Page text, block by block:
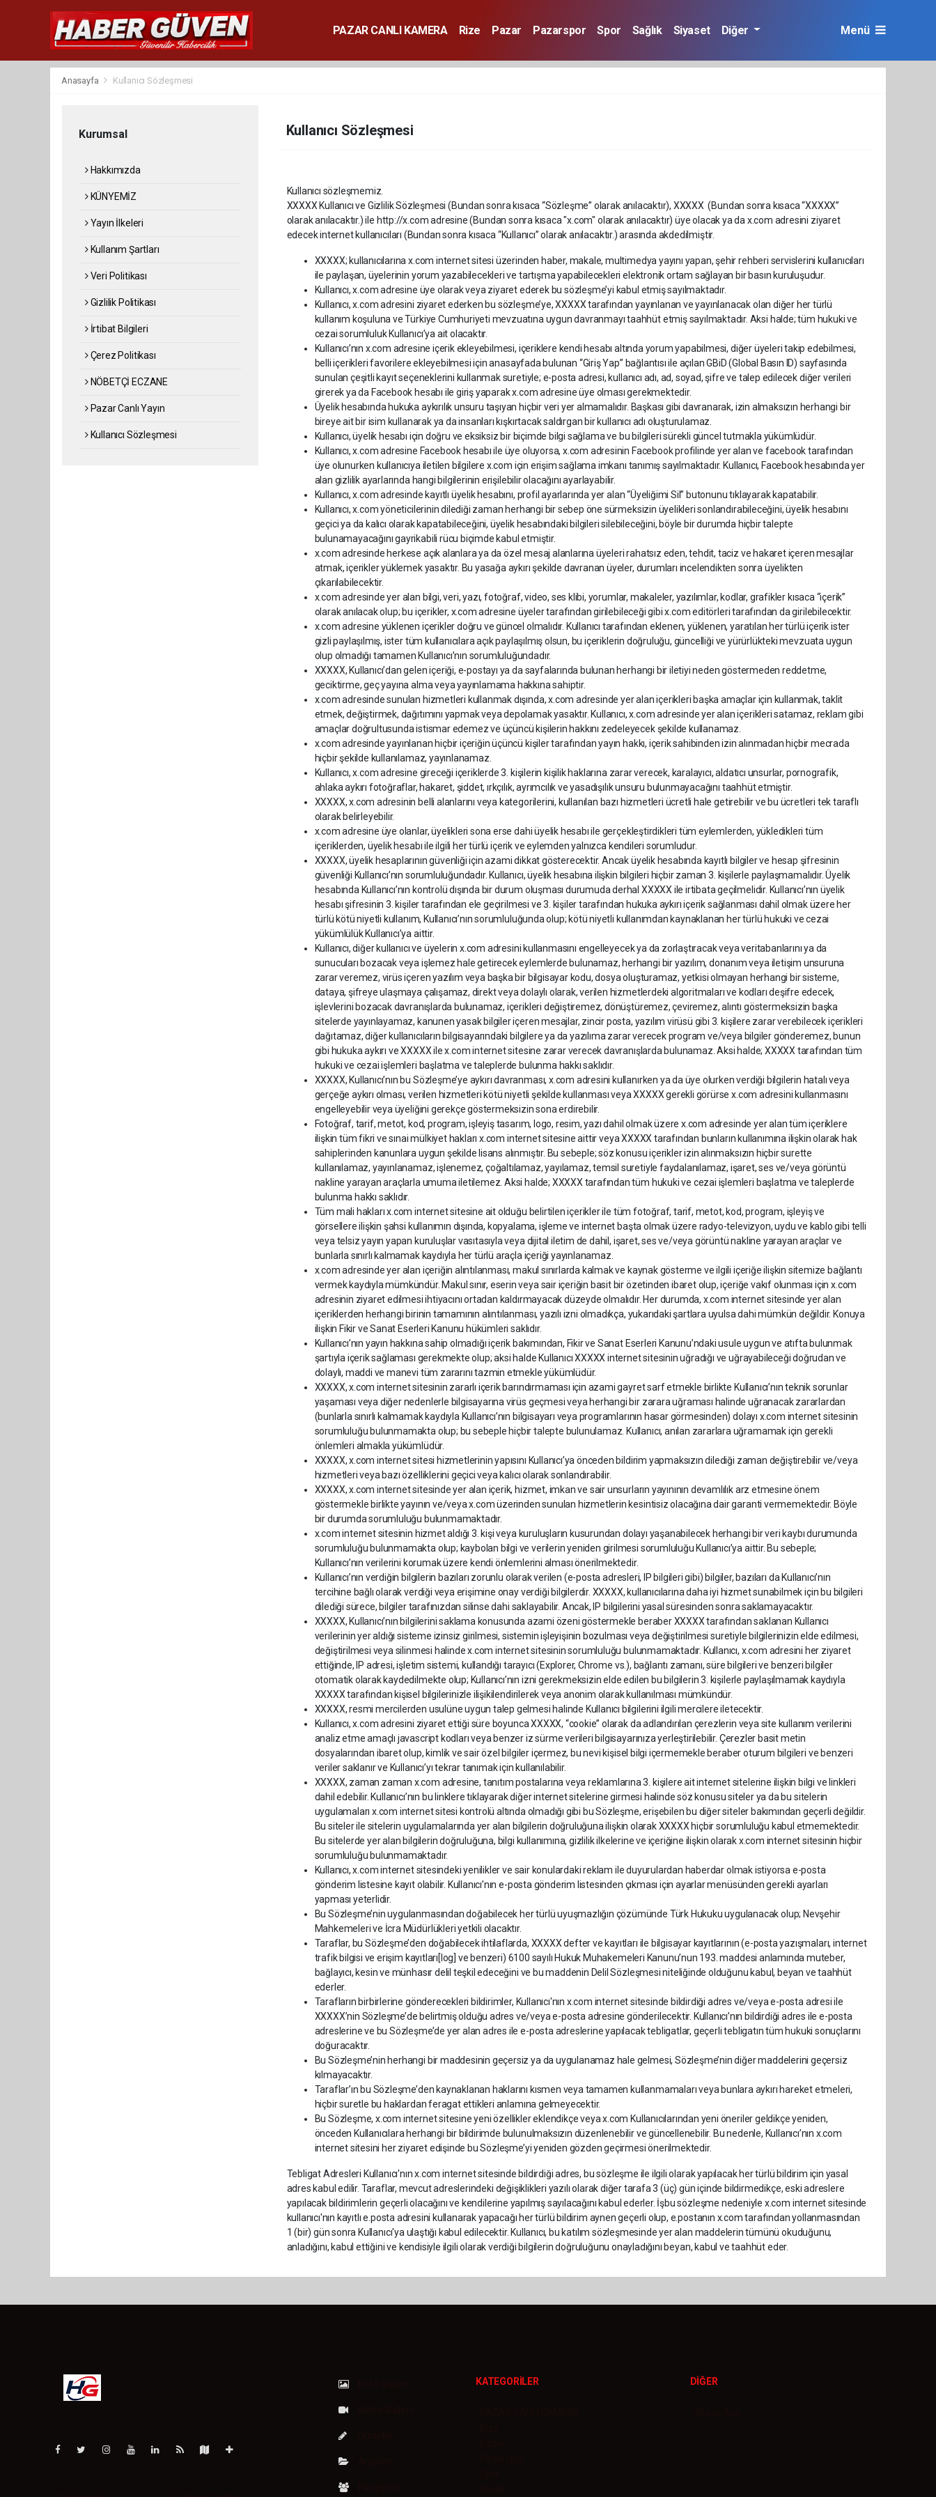
PAZAR CANLI KAMERA Rize Pazar Pazarspor Spor Sağlık Siyaset Diğer Menü
Anasayfa Kullanıcı Sözleşmesi
Kurumsal
Hakkımızda
KÜNYEMİZ
Yayın İlkeleri
Kullanım Şartları
Veri Politikası
Gizlilik Politikası
İrtibat Bilgileri
Çerez Politikası
NÖBETÇİ ECZANE
Pazar Canlı Yayın
Kullanıcı Sözleşmesi
Kullanıcı Sözleşmesi
Kullanıcı sözleşmemiz.
XXXXX Kullanıcı ve Gizlilik Sözleşmesi (Bundan sonra kısaca “Sözleşme” olarak anılacaktır), XXXXX (Bundan sonra kısaca “XXXXX”
olarak anılacaktır.) ile http://x.com adresine (Bundan sonra kısaca "x.com" olarak anılacaktır) üye olacak ya da x.com adresini ziyaret
edecek internet kullanıcıları (Bundan sonra kısaca “Kullanıcı” olarak anılacaktır.) arasında akdedilmiştir.
XXXXX; kullanıcılarına x.com internet sitesi üzerinden haber, makale, multimedya yayını yapan, şehir rehberi servislerini kullanıcıları
ile paylaşan, üyelerinin yorum yazabilecekleri ve tartışma yapabilecekleri elektronik ortam sağlayan bir basın kuruluşudur.
Kullanıcı, x.com adresine üye olarak veya ziyaret ederek bu sözleşme’yi kabul etmiş sayılmaktadır.
Kullanıcı, x.com adresini ziyaret ederken bu sözleşme’ye, XXXXX tarafından yayınlanan ve yayınlanacak olan diğer her türlü
kullanım koşuluna ve Türkiye Cumhuriyeti mevzuatına uygun davranmayı taahhüt etmiş sayılmaktadır. Aksi halde; tüm hukuki ve
cezai sorumluluk Kullanıcı’ya ait olacaktır.
Kullanıcı’nın x.com adresine içerik ekleyebilmesi, içeriklere kendi hesabı altında yorum yapabilmesi, diğer üyeleri takip edebilmesi,
belli içerikleri favorilere ekleyebilmesi için anasayfada bulunan “Giriş Yap” bağlantısı ile açılan GBiD (Global Basın ID) sayfasında
sunulan çeşitli kayıt seçeneklerini kullanmak suretiyle; e-posta adresi, kullanıcı adı, ad, soyad, şifre ve talep edilecek diğer verileri
girerek ya da Facebook hesabı ile giriş yaparak x.com adresine üye olması gerekmektedir.
Üyelik hesabında hukuka aykırılık unsuru taşıyan hiçbir veri yer almamalıdır. Başkası gibi davranarak, izin almaksızın herhangi bir
bireye ait bir isim kullanarak ya da insanları kışkırtacak saldırgan bir kullanıcı adı oluşturulamaz.
Kullanıcı, üyelik hesabı için doğru ve eksiksiz bir biçimde bilgi sağlama ve bu bilgileri sürekli güncel tutmakla yükümlüdür.
Kullanıcı, x.com adresine Facebook hesabı ile üye oluyorsa, x.com adresinin Facebook profilinde yer alan ve facebook tarafından
üye olunurken kullanıcıya iletilen bilgilere x.com için erişim sağlama imkanı tanımış sayılmaktadır. Kullanıcı, Facebook hesabında yer
alan gizlilik ayarlarında hangi bilgilerinin erişilebilir olacağını ayarlayabilir.
Kullanıcı, x.com adresinde kayıtlı üyelik hesabını, profil ayarlarında yer alan “Üyeliğimi Sil” butonunu tıklayarak kapatabilir.
Kullanıcı, x.com yöneticilerinin dilediği zaman herhangi bir sebep öne sürmeksizin üyelikleri sonlandırabileceğini, üyelik hesabını
geçici ya da kalıcı olarak kapatabileceğini, üyelik hesabındaki bilgileri silebileceğini, böyle bir durumda hiçbir talepte
bulunamayacağını gayrikabili rücu biçimde kabul etmiştir.
x.com adresinde herkese açık alanlara ya da özel mesaj alanlarına üyeleri rahatsız eden, tehdit, taciz ve hakaret içeren mesajlar
atmak, içerikler yüklemek yasaktır. Bu yasağa aykırı şekilde davranan üyeler, durumları incelendikten sonra üyelikten
çıkarılabilecektir.
x.com adresinde yer alan bilgi, veri, yazı, fotoğraf, video, ses klibi, yorumlar, makaleler, yazılımlar, kodlar, grafikler kısaca “içerik”
olarak anılacak olup; bu içerikler, x.com adresine üyeler tarafından girilebileceği gibi x.com editörleri tarafından da girilebilecektir.
x.com adresine yüklenen içerikler doğru ve güncel olmalıdır. Kullanıcı tarafından eklenen, yüklenen, yaratılan her türlü içerik ister
gizli paylaşılmış, ister tüm kullanıcılara açık paylaşılmış olsun, bu içeriklerin doğruluğu, güncelliği ve yürürlükteki mevzuata uygun
olup olmadığı tamamen Kullanıcı’nın sorumluluğundadır.
XXXXX, Kullanıcı’dan gelen içeriği, e-postayı ya da sayfalarında bulunan herhangi bir iletiyi neden göstermeden reddetme,
geciktirme, geç yayına alma veya yayınlamama hakkına sahiptir.
x.com adresinde sunulan hizmetleri kullanmak dışında, x.com adresinde yer alan içerikleri başka amaçlar için kullanmak, taklit
etmek, değiştirmek, dağıtımını yapmak veya depolamak yasaktır. Kullanıcı, x.com adresinde yer alan içerikleri satamaz, reklam gibi
amaçlar doğrultusunda istismar edemez ve üçüncü kişilerin hakkını zedeleyecek şekilde kullanamaz.
x.com adresinde yayınlanan hiçbir içeriğin üçüncü kişiler tarafından yayın hakkı, içerik sahibinden izin alınmadan hiçbir mecrada
hiçbir şekilde kullanılamaz, yayınlanamaz.
Kullanıcı, x.com adresine gireceği içeriklerde 3. kişilerin kişilik haklarına zarar verecek, karalayıcı, aldatıcı unsurlar, pornografik,
ahlaka aykırı fotoğraflar, hakaret, şiddet, ırkçılık, ayrımcılık ve yasadışılık unsuru bulunmayacağını taahhüt etmiştir.
XXXXX, x.com adresinin belli alanlarını veya kategorilerini, kullanılan bazı hizmetleri ücretli hale getirebilir ve bu ücretleri tek taraflı
olarak belirleyebilir.
x.com adresine üye olanlar, üyelikleri sona erse dahi üyelik hesabı ile gerçekleştirdikleri tüm eylemlerden, yükledikleri tüm
içeriklerden, üyelik hesabı ile ilgili her türlü içerik ve eylemden yalnızca kendileri sorumludur.
XXXXX, üyelik hesaplarının güvenliği için azami dikkat gösterecektir. Ancak üyelik hesabında kayıtlı bilgiler ve hesap şifresinin
güvenliği Kullanıcı’nın sorumluluğundadır. Kullanıcı, üyelik hesabına ilişkin bilgileri hiçbir zaman 3. kişilerle paylaşmamalıdır. Üyelik
hesabında Kullanıcı’nın kontrolü dışında bir durum oluşması durumuda derhal XXXXX ile irtibata geçilmelidir. Kullanıcı’nın üyelik
hesabı şifresinin 3. kişiler tarafından ele geçirilmesi ve 3. kişiler tarafından hukuka aykırı içerik sağlanması dahil olmak üzere her
türlü kötü niyetli kullanım, Kullanıcı’nın sorumluluğunda olup; kötü niyetli kullanımdan kaynaklanan her türlü hukuki ve cezai
yükümlülük Kullanıcı’ya aittir.
Kullanıcı, diğer kullanıcı ve üyelerin x.com adresini kullanmasını engelleyecek ya da zorlaştıracak veya veritabanlarını ya da
sunucuları bozacak veya işlemez hale getirecek eylemlerde bulunamaz, herhangi bir yazılım, donanım veya iletişim unsuruna
zarar veremez, virüs içeren yazılım veya başka bir bilgisayar kodu, dosya oluşturamaz, yetkisi olmayan herhangi bir sisteme,
dataya, şifreye ulaşmaya çalışamaz, direkt veya dolaylı olarak, verilen hizmetlerdeki algoritmaları ve kodları deşifre edecek,
işlevlerini bozacak davranışlarda bulunamaz, içerikleri değiştiremez, dönüştüremez, çeviremez, alıntı göstermeksizin başka
sitelerde yayınlayamaz, kanunen yasak bilgiler içeren mesajlar, zincir posta, yazılım virüsü gibi 3. kişilere zarar verebilecek içerikleri
dağıtamaz, diğer kullanıcıların bilgisayarındaki bilgilere ya da yazılıma zarar verecek program ve/veya bilgiler gönderemez, bunun
gibi hukuka aykırı ve XXXXX ile x.com internet sitesine zarar verecek davranışlarda bulunamaz. Aksi halde; XXXXX tarafından tüm
hukuki ve cezai işlemleri başlatma ve taleplerde bulunma hakkı saklıdır.
XXXXX, Kullanıcı’nın bu Sözleşme’ye aykırı davranması, x.com adresini kullanırken ya da üye olurken verdiği bilgilerin hatalı veya
gerçeğe aykırı olması, verilen hizmetleri kötü niyetli şekilde kullanması veya XXXXX gerekli görürse x.com adresini kullanmasını
engelleyebilir veya üyeliğini gerekçe göstermeksizin sona erdirebilir.
Fotoğraf, tarif, metot, kod, program, işleyiş tasarım, logo, resim, yazı dahil olmak üzere x.com adresinde yer alan tüm içeriklere
ilişkin tüm fikri ve sınai mülkiyet hakları x.com internet sitesine aittir veya XXXXX tarafından bunların kullanımına ilişkin olarak hak
sahiplerinden kanunlara uygun şekilde lisans alınmıştır. Bu sebeple; söz konusu içerikler izin alınmaksızın hiçbir surette
kullanılamaz, yayınlanamaz, işlenemez, çoğaltılamaz, yayılamaz, temsil suretiyle faydalanılamaz, işaret, ses ve/veya görüntü
nakline yarayan araçlarla umuma iletilemez. Aksi halde; XXXXX tarafından tüm hukuki ve cezai işlemleri başlatma ve taleplerde
bulunma hakkı saklıdır.
Tüm mali hakları x.com internet sitesine ait olduğu belirtilen içerikler ile tüm fotoğraf, tarif, metot, kod, program, işleyiş ve
görsellere ilişkin şahsi kullanımın dışında, kopyalama, işleme ve internet başta olmak üzere radyo-televizyon, uydu ve kablo gibi telli
veya telsiz yayın yapan kuruluşlar vasıtasıyla veya dijital iletim de dahil, işaret, ses ve/veya görüntü nakline yarayan araçlar ve
bunlarla sınırlı kalmamak kaydıyla her türlü araçla içeriği yayınlanamaz.
x.com adresinde yer alan içeriğin alıntılanması, makul sınırlarda kalmak ve kaynak gösterme ve ilgili içeriğe ilişkin sitemize bağlantı
vermek kaydıyla mümkündür. Makul sınır, eserin veya sair içeriğin basit bir özetinden ibaret olup, içeriğe vakıf olunması için x.com
adresinin ziyaret edilmesi ihtiyacını ortadan kaldırmayacak düzeyde olmalıdır. Her durumda, x.com internet sitesinde yer alan
içeriklerden herhangi birinin tamamının alıntılanması, yazılı izni olmadıkça, yukarıdaki şartlara uyulsa dahi mümkün değildir. Konuya
ilişkin Fikir ve Sanat Eserleri Kanunu hükümleri saklıdır.
Kullanıcı’nın yayın hakkına sahip olmadığı içerik bakımından, Fikir ve Sanat Eserleri Kanunu’ndaki usule uygun ve atıfta bulunmak
şartıyla içerik sağlaması gerekmekte olup; aksi halde Kullanıcı XXXXX internet sitesinin uğradığı ve uğrayabileceği doğrudan ve
dolaylı, maddi ve manevi tüm zararını tazmin etmekle yükümlüdür.
XXXXX, x.com internet sitesinin zararlı içerik barındırmaması için azami gayret sarf etmekle birlikte Kullanıcı’nın teknik sorunlar
yaşaması veya diğer nedenlerle bilgisayarına virüs geçmesi veya herhangi bir zarara uğraması halinde uğranacak zararlardan
(bunlarla sınırlı kalmamak kaydıyla Kullanıcı’nın bilgisayarı veya programlarının hasar görmesinden) dolayı x.com internet sitesinin
sorumluluğu bulunmamakta olup; bu sebeple hiçbir talepte bulunulamaz. Kullanıcı, anılan zararlara uğramamak için gerekli
önlemleri almakla yükümlüdür.
XXXXX, x.com internet sitesi hizmetlerinin yapısını Kullanıcı’ya önceden bildirim yapmaksızın dilediği zaman değiştirebilir ve/veya
hizmetleri veya bazı özelliklerini geçici veya kalıcı olarak sonlandırabilir.
XXXXX, x.com internet sitesinde yer alan içerik, hizmet, imkan ve sair unsurların yayınının devamlılık arz etmesine önem
göstermekle birlikte yayının ve/veya x.com üzerinden sunulan hizmetlerin kesintisiz olacağına dair garanti vermemektedir. Böyle
bir durumda sorumluluğu bulunmamaktadır.
x.com internet sitesinin hizmet aldığı 3. kişi veya kuruluşların kusurundan dolayı yaşanabilecek herhangi bir veri kaybı durumunda
sorumluluğu bulunmamakta olup; kaybolan bilgi ve verilerin yeniden girilmesi sorumluluğu Kullanıcı’ya aittir. Bu sebeple;
Kullanıcı’nın verilerini korumak üzere kendi önlemlerini alması önerilmektedir.
Kullanıcı’nın verdiğin bilgilerin bazıları zorunlu olarak verilen (e-posta adresleri, IP bilgileri gibi) bilgiler, bazıları da Kullanıcı’nın
tercihine bağlı olarak verdiği veya erişimine onay verdiği bilgilerdir. XXXXX, kullanıcılarına daha iyi hizmet sunabilmek için bu bilgileri
dilediği sürece, bilgiler tarafınızdan silinse dahi saklayabilir. Ancak, IP bilgilerini yasal süresinden sonra saklamayacaktır.
XXXXX, Kullanıcı’nın bilgilerini saklama konusunda azami özeni göstermekle beraber XXXXX tarafından saklanan Kullanıcı
verilerinin yer aldığı sisteme izinsiz girilmesi, sistemin işleyişinin bozulması veya değiştirilmesi suretiyle bilgilerinizin elde edilmesi,
değiştirilmesi veya silinmesi halinde x.com internet sitesinin sorumluluğu bulunmamaktadır. Kullanıcı, x.com adresini her ziyaret
ettiğinde, IP adresi, işletim sistemi, kullandığı tarayıcı (Explorer, Chrome vs.), bağlantı zamanı, süre bilgileri ve benzeri bilgiler
otomatik olarak kaydedilmekte olup; Kullanıcı’nın izni gerekmeksizin elde edilen bu bilgilerin 3. kişilerle paylaşılmamak kaydıyla
XXXXX tarafından kişisel bilgilerinizle ilişikilendirilerek veya anonim olarak kullanılması mümkündür.
XXXXX, resmi mercilerden usulüne uygun talep gelmesi halinde Kullanıcı bilgilerini ilgili mercilere iletecektir.
Kullanıcı, x.com adresini ziyaret ettiği süre boyunca XXXXX, “cookie” olarak da adlandırılan çerezlerin veya site kullanım verilerini
analiz etme amaçlı javascript kodları veya benzer iz sürme verileri bilgisayarınıza yerleştirilebilir. Çerezler basit metin
dosyalarından ibaret olup, kimlik ve sair özel bilgiler içermez, bu nevi kişisel bilgi içermemekle beraber oturum bilgileri ve benzeri
veriler saklanır ve Kullanıcı’yı tekrar tanımak için kullanılabilir.
XXXXX, zaman zaman x.com adresine, tanıtım postalarına veya reklamlarına 3. kişilere ait internet sitelerine ilişkin bilgi ve linkleri
dahil edebilir. Kullanıcı’nın bu linklere tıklayarak diğer internet sitelerine girmesi halinde söz konusu siteler ya da bu sitelerin
uygulamaları x.com internet sitesi kontrolü altında olmadığı gibi bu Sözleşme, erişebilen bu diğer siteler bakımından geçerli değildir.
Bu siteler ile sitelerin uygulamalarında yer alan bilgilerin doğruluğuna ilişkin olarak XXXXX hiçbir sorumluluğu kabul etmemektedir.
Bu sitelerde yer alan bilgilerin doğruluğuna, bilgi kullanımına, gizlilik ilkelerine ve içeriğine ilişkin olarak x.com internet sitesinin hiçbir
sorumluluğu bulunmamaktadır.
Kullanıcı, x.com internet sitesindeki yenilikler ve sair konulardaki reklam ile duyurulardan haberdar olmak istiyorsa e-posta
gönderim listesine kayıt olabilir. Kullanıcı’nın e-posta gönderim listesinden çıkması için ayarlar menüsünden gerekli ayarları
yapması yeterlidir.
Bu Sözleşme’nin uygulanmasından doğabilecek her türlü uyuşmazlığın çözümünde Türk Hukuku uygulanacak olup; Nevşehir
Mahkemeleri ve İcra Müdürlükleri yetkili olacaktır.
Taraflar, bu Sözleşme’den doğabilecek ihtilaflarda, XXXXX defter ve kayıtları ile bilgisayar kayıtlarının (e-posta yazışmaları, internet
trafik bilgisi ve erişim kayıtları[log] ve benzeri) 6100 sayılı Hukuk Muhakemeleri Kanunu’nun 193. maddesi anlamında muteber,
bağlayıcı, kesin ve münhasır delil teşkil edeceğini ve bu maddenin Delil Sözleşmesi niteliğinde olduğunu kabul, beyan ve taahhüt
ederler.
Tarafların birbirlerine gönderecekleri bildirimler, Kullanıcı'nın x.com internet sitesinde bildirdiği adres ve/veya e-posta adresi ile
XXXXX’nin Sözleşme’de belirtmiş olduğu adres ve/veya e-posta adresine gönderilecektir. Kullanıcı’nın bildirdiği adres ile e-posta
adreslerine ve bu Sözleşme’de yer alan adres ile e-posta adreslerine yapılacak tebligatlar, geçerli tebligatın tüm hukuki sonuçlarını
doğuracaktır.
Bu Sözleşme’nin herhangi bir maddesinin geçersiz ya da uygulanamaz hale gelmesi, Sözleşme’nin diğer maddelerini geçersiz
kılmayacaktır.
Taraflar’ın bu Sözleşme’den kaynaklanan haklarını kısmen veya tamamen kullanmamaları veya bunlara aykırı hareket etmeleri,
hiçbir suretle bu haklardan feragat ettikleri anlamına gelmeyecektir.
Bu Sözleşme, x.com internet sitesine yeni özellikler eklendikçe veya x.com Kullanıcılarından yeni öneriler geldikçe yeniden,
önceden Kullanıcılara herhangi bir bildirimde bulunulmaksızın düzenlenebilir ve güncellenebilir. Bu nedenle, Kullanıcı’nın x.com
internet sitesini her ziyaret edişinde bu Sözleşme’yi yeniden gözden geçirmesi önerilmektedir.
Tebligat Adresleri Kullanıcı'nın x.com internet sitesinde bildirdiği adres, bu sözleşme ile ilgili olarak yapılacak her türlü bildirim için yasal
adres kabul edilir. Taraflar, mevcut adreslerindeki değişiklikleri yazılı olarak diğer tarafa 3 (üç) gün içinde bildirmedikçe, eski adreslere
yapılacak bildirimlerin geçerli olacağını ve kendilerine yapılmış sayılacağını kabul ederler. İşbu sözleşme nedeniyle x.com internet sitesinde
kullanıcı'nın kayıtlı e.posta adresini kullanarak yapacağı her türlü bildirim aynen geçerli olup, e.postanın x.com tarafından yollanmasından
1 (bir) gün sonra Kullanıcı'ya ulaştığı kabul edilecektir. Kullanıcı, bu katılım sözleşmesinde yer alan maddelerin tümünü okuduğunu,
anladığını, kabul ettiğini ve kendisiyle ilgili olarak verdiği bilgilerin doğruluğunu onayladığını beyan, kabul ve taahhüt eder.
KATEGORİLER DİĞER